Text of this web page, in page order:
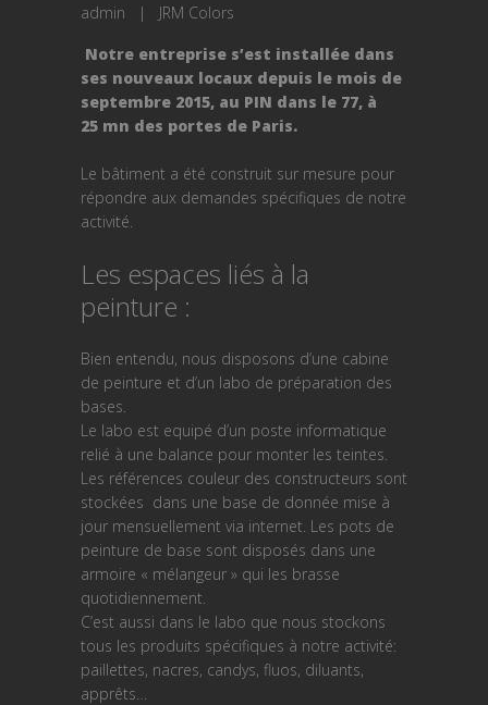
admin | JRM Colors
Notre entreprise s’est installée dans
ses nouveaux locaux depuis le mois de
septembre 2015, au PIN dans le 77, à
25 mn des portes de Paris.
Le bâtiment a été construit sur mesure pour
répondre aux demandes spécifiques de notre
activité.
Les espaces liés à la
peinture :
Bien entendu, nous disposons d’une cabine
de peinture et d’un labo de préparation des
bases.
Le labo est equipé d’un poste informatique
relié à une balance pour monter les teintes.
Les références couleur des constructeurs sont
stockées dans une base de donnée mise à
jour mensuellement via internet. Les pots de
peinture de base sont disposés dans une
armoire « mélangeur » qui les brasse
quotidiennement.
C’est aussi dans le labo que nous stockons
tous les produits spécifiques à notre activité:
paillettes, nacres, candys, fluos, diluants,
apprêts…